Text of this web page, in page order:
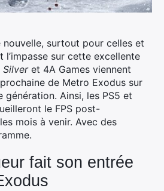
nouvelle, surtout pour celles et
l’impasse sur cette excellente
Silveret 4A Games viennent
de Metro Exodus sur
génération. Ainsi, les PS5 et
le FPS post-
mois à venir. Avec des
fait son entrée